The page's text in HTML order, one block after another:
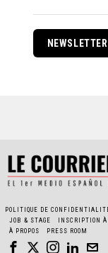
NEWSLETTER
POLITIQUE DE
JOB & STAGE
INSCRIPTION
À PROPOS
PRESS ROOM